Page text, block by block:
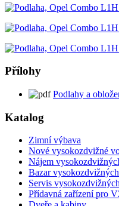
Přílohy
Podlahy a
Katalog
Zimní výbava
Nové vysokozdvižné
Nájem
Bazar
Servis
Přídavná zařízení pro